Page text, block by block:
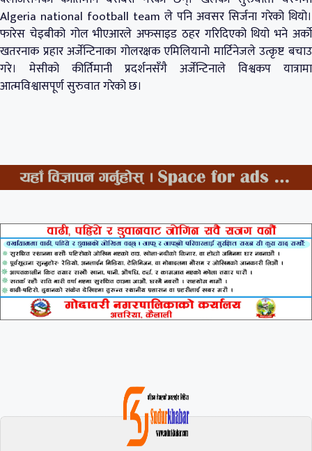
Algeria national football team ले पनि अवसर सिर्जना गरेको थियो।
फारेस चेइबीको गोल भीएआरले अफसाइड ठहर गरिदिएको थियो भने अर्को
खतरनाक प्रहार अर्जेन्टिनाका गोलरक्षक एमिलियानो मार्टिनेजले उत्कृष्ट बचाउ
गरे। मेसीको कीर्तिमानी प्रदर्शनसँगै अर्जेन्टिनाले विश्वकप यात्रामा
आत्मविश्वासपूर्ण सुरुवात गरेको छ।